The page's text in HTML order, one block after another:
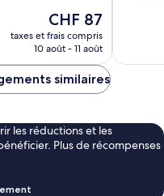
Le
nouveau
prix
de
CHF 87
taxes et frais compris
10 août - 11 août
similaires
les réductions et les
Plus de récompenses